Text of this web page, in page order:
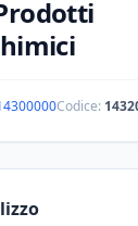
Codice: